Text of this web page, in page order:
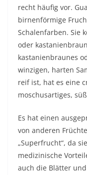
recht häufig vor.
birnenförmige
Schalenfarben. Sie
oder
kastanienbraunes
winzigen, harten
reif ist, hat es eine
moschusartiges,
Es hat einen
von anderen
„Superfrucht“, da
medizinische
auch die Blätter